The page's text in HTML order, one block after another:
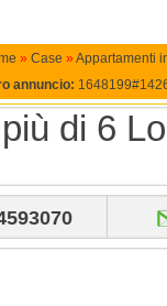
» Case » Appartamenti
annuncio:
di 6